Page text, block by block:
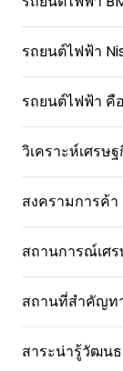
รถยนต์ไฟฟ้า
รถยนต์ไฟฟ้า คือ
วิเคราะห์เศรษ
สงครามการค้า
สถานการณ์เศ
สถานที่สําคัญท
สาระน่ารู้วัฒน